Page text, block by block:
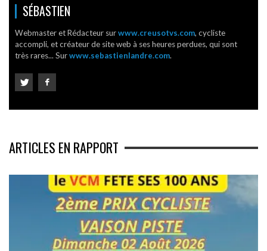
SÉBASTIEN
Webmaster et Rédacteur surwww.creusotvs.com, cycliste
accompli, et créateur de site web à ses heures perdues, qui sont
très rares... Surwww.sebastienlandre.com.
ARTICLES EN RAPPORT